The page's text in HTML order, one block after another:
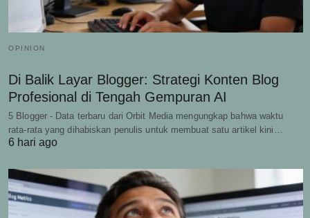
OPINION
Di Balik Layar Blogger: Strategi Konten Blog
Profesional di Tengah Gempuran AI
5 Blogger - Data terbaru dari Orbit Media mengungkap bahwa waktu
rata-rata yang dihabiskan penulis untuk membuat satu artikel kini…
6 hari ago